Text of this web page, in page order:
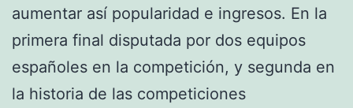
aumentar así popularidad e ingresos. En la
primera final disputada por dos equipos
españoles en la competición, y segunda en
la historia de las competiciones